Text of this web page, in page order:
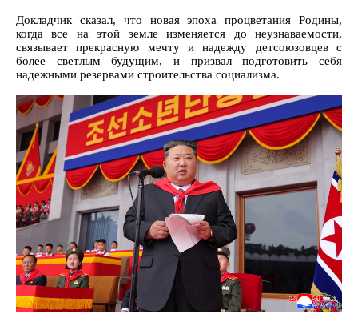
Докладчик сказал, что новая эпоха процветания Родины,
когда все на этой земле изменяется до неузнаваемости,
связывает прекрасную мечту и надежду детсоюзовцев с
более светлым будущим, и призвал подготовить себя
надежными резервами строительства социализма.